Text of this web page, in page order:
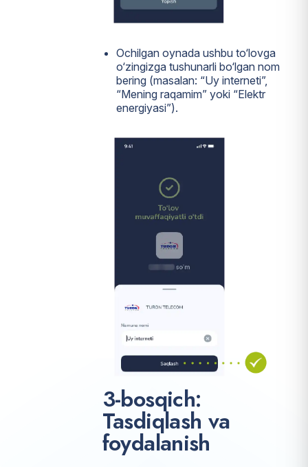
Ochilgan oynada ushbu to‘lovga
o‘zingizga tushunarli bo‘lgan nom
bering (masalan: “Uy interneti”,
“Mening raqamim” yoki “Elektr
energiyasi”).
3-bosqich:
Tasdiqlash va
foydalanish